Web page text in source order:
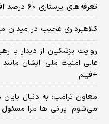
تعرفه‌های پرستاری ۶۰ درصد افزایش یافت
کلاهبرداری عجیب در میدان میوه
روایت پزشکیان از دیدار با
عالی امنیت ملی؛ ایشان
+فیلم
معاون ترامپ: به دنبال
می‌شوم ایرانی ها مرا مسئول